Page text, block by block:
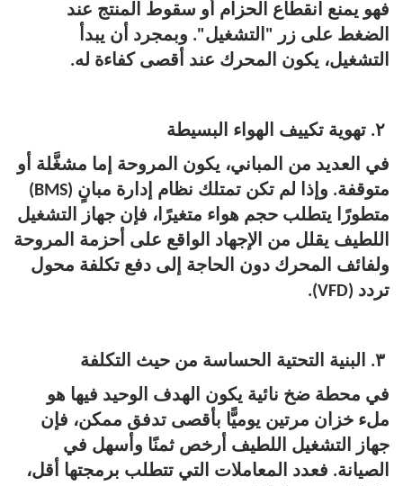
فهو يمنع انقطاع الحزام أو سقوط المنتج عند
الضغط على زر "التشغيل". وبمجرد أن يبدأ
التشغيل، يكون المحرك عند أقصى كفاءة له.
٢. تهوية تكييف الهواء البسيطة
في العديد من المباني، يكون المروحة إما مشغَّلة أو
متوقفة. وإذا لم تكن تمتلك نظام إدارة مبانٍ (BMS)
متطورًا يتطلب حجم هواء متغيرًا، فإن جهاز التشغيل
اللطيف يقلل من الإجهاد الواقع على أحزمة المروحة
ولفائف المحرك دون الحاجة إلى دفع تكلفة محول
تردد (VFD).
٣. البنية التحتية الحساسة من حيث التكلفة
في محطة ضخ نائية يكون الهدف الوحيد فيها هو
ملء خزان مرتين يوميًّا بأقصى تدفق ممكن، فإن
جهاز التشغيل اللطيف أرخص ثمنًا وأسهل في
الصيانة. فعدد المعاملات التي تتطلب برمجتها أقل،